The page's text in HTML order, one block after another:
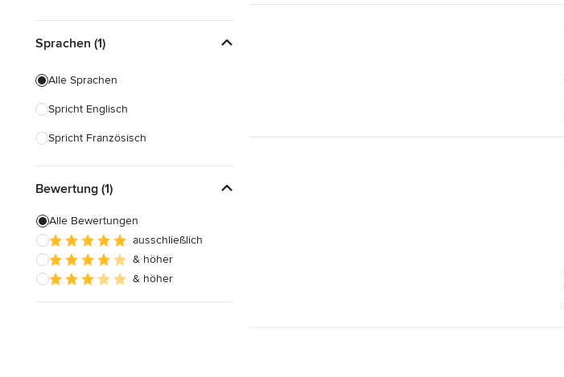
Sprachen (1)
Alle Sprachen
Spricht Englisch
Spricht Französisch
Bewertung (1)
Alle Bewertungen
ausschließlich
& höher
& höher